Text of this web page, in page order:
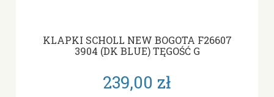
KLAPKI SCHOLL NEW BOGOTA F26607
3904 (DK BLUE) TĘGOŚĆ G
239,00 zł